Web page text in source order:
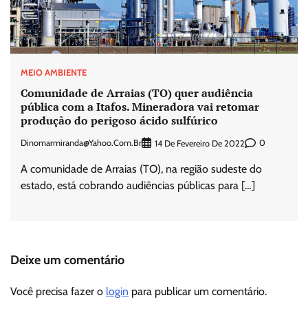
MEIO AMBIENTE
Comunidade de Arraias (TO) quer audiência
pública com a Itafos. Mineradora vai retomar
produção do perigoso ácido sulfúrico
Dinomarmiranda@yahoo.com.br 14 De Fevereiro De 2022 0
A comunidade de Arraias (TO), na região sudeste do
estado, está cobrando audiências públicas para […]
Deixe um comentário
Você precisa fazer o login para publicar um comentário.